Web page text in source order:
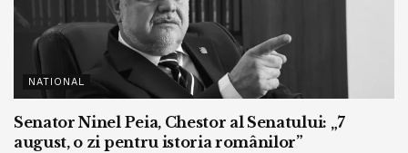
NATIONAL
Senator Ninel Peia, Chestor al Senatului: „7
august, o zi pentru istoria românilor”